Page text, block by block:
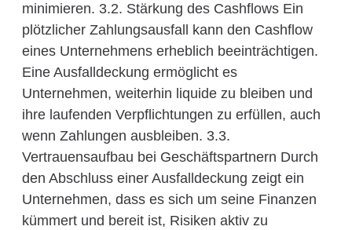
minimieren. 3.2. Stärkung des Cashflows Ein
plötzlicher Zahlungsausfall kann den Cashflow
eines Unternehmens erheblich beeinträchtigen.
Eine Ausfalldeckung ermöglicht es
Unternehmen, weiterhin liquide zu bleiben und
ihre laufenden Verpflichtungen zu erfüllen, auch
wenn Zahlungen ausbleiben. 3.3.
Vertrauensaufbau bei Geschäftspartnern Durch
den Abschluss einer Ausfalldeckung zeigt ein
Unternehmen, dass es sich um seine Finanzen
kümmert und bereit ist, Risiken aktiv zu